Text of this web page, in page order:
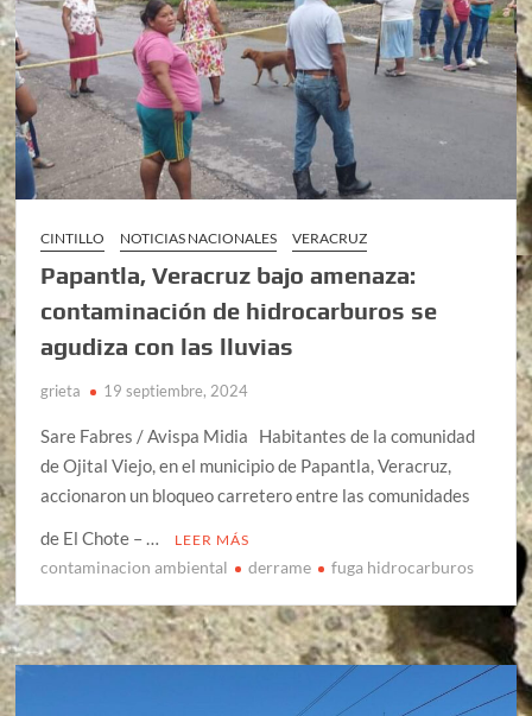
CINTILLO NOTICIAS NACIONALES VERACRUZ
Papantla, Veracruz bajo amenaza:
contaminación de hidrocarburos se
agudiza con las lluvias
grieta 19 septiembre, 2024
Sare Fabres / Avispa Midia Habitantes de la comunidad
de Ojital Viejo, en el municipio de Papantla, Veracruz,
accionaron un bloqueo carretero entre las comunidades
de El Chote – …
LEER MÁS
contaminacion ambiental derrame fuga hidrocarburos